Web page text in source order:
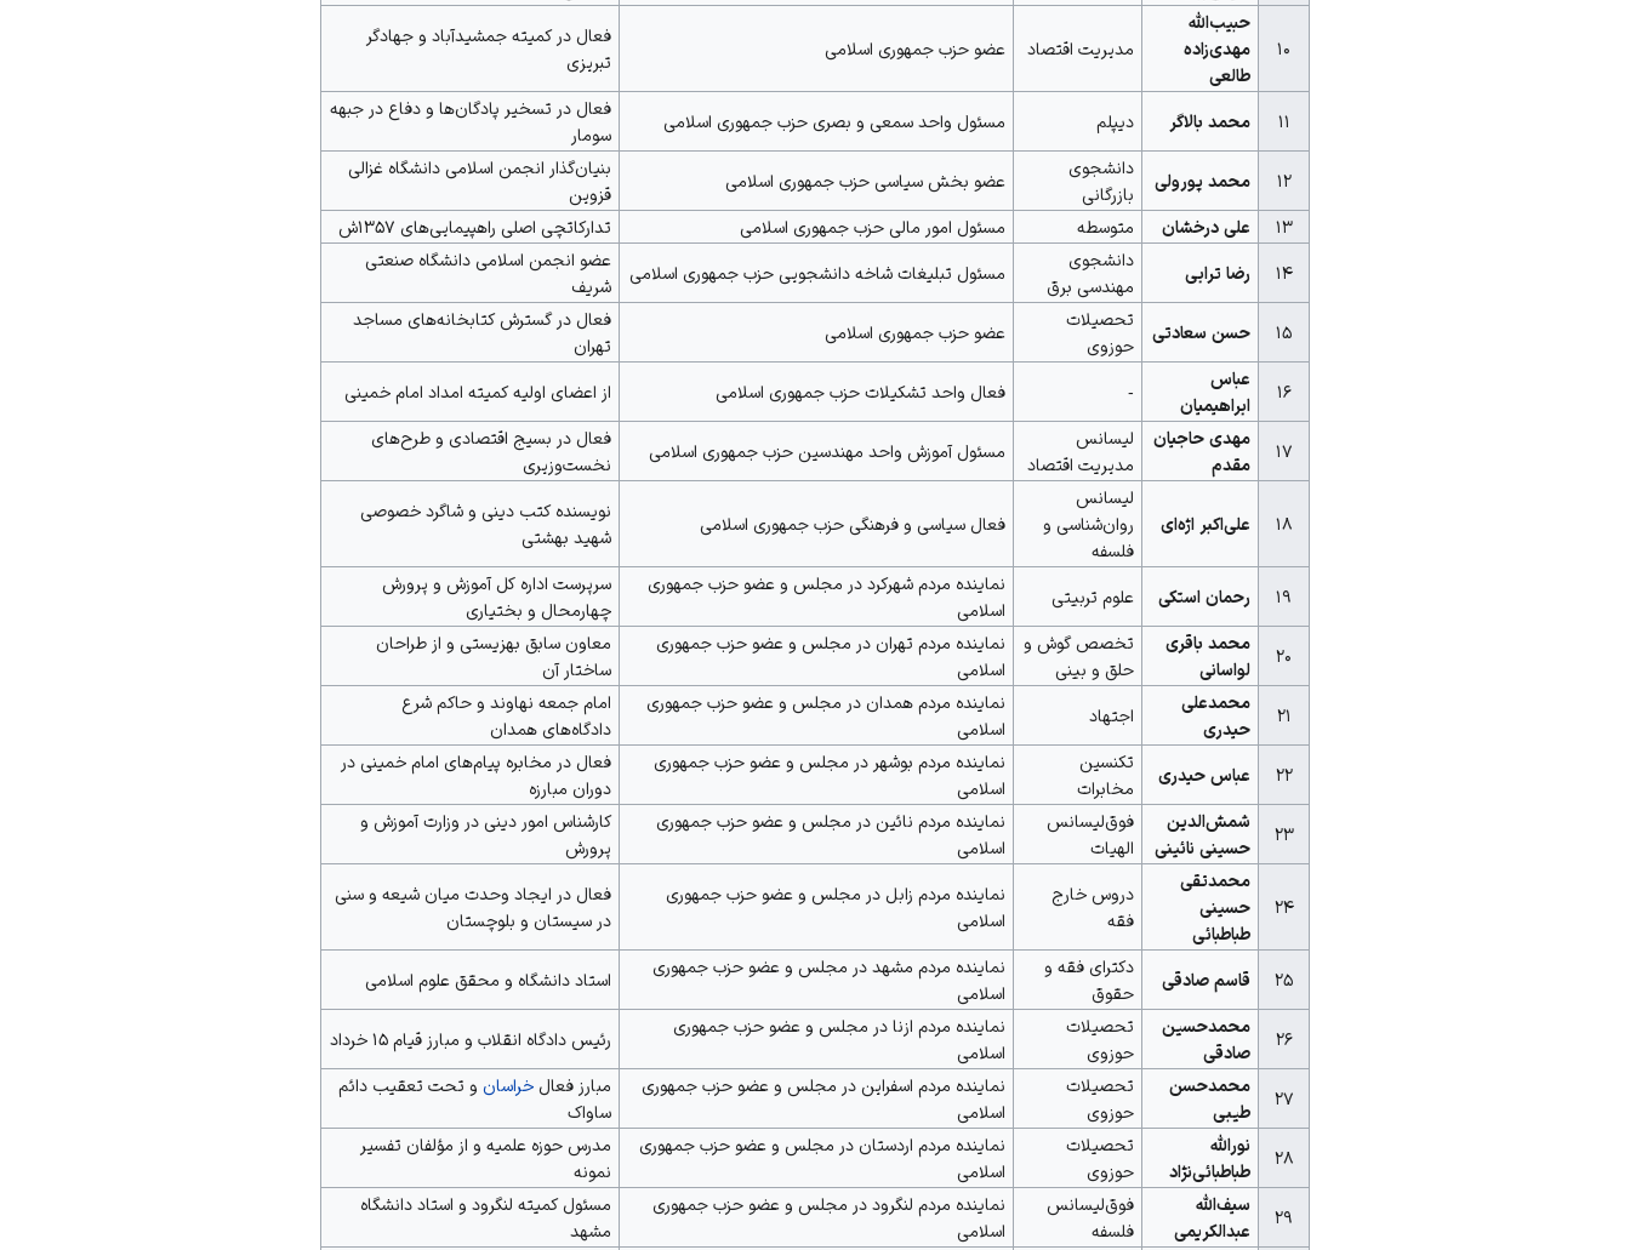
۱۰
حبیب‌الله
مهدی‌زاده
طالعی
مدیریت اقتصاد عضو حزب جمهوری اسلامی
فعال در کمیته جمشیدآباد و جهادگر
تبریزی
۱۱ محمد بالاگر دیپلم مسئول واحد سمعی و بصری حزب جمهوری اسلامی
فعال در تسخیر پادگان‌ها و دفاع در جبهه
سومار
۱۲ محمد پورولی
دانشجوی
بازرگانی
عضو بخش سیاسی حزب جمهوری اسلامی
بنیان‌گذار انجمن اسلامی دانشگاه غزالی
قزوین
۱۳
علی درخشان متوسطه مسئول امور مالی حزب جمهوری اسلامی تدارکاتچی اصلی راهپیمایی‌های ۱۳۵۷ش
۱۴ رضا ترابی
دانشجوی
مهندسی برق
مسئول تبلیغات شاخه دانشجویی حزب جمهوری اسلامی
عضو انجمن اسلامی دانشگاه صنعتی
شریف
۱۵ حسن سعادتی
تحصیلات
حوزوی
عضو حزب جمهوری اسلامی
فعال در گسترش کتابخانه‌های مساجد
تهران
۱۶
عباس
ابراهیمیان
- فعال واحد تشکیلات حزب جمهوری اسلامی از اعضای اولیهکمیته امداد امام خمینی
۱۷
مهدی حاجیان
مقدم
لیسانس
مدیریت اقتصاد
مسئول آموزش واحد مهندسین حزب جمهوری اسلامی
فعال در بسیج اقتصادی و طرح‌های
نخست‌وزیری
۱۸ علی‌اکبر اژه‌ای
لیسانس
روان‌شناسی و
فلسفه
فعال سیاسی و فرهنگی حزب جمهوری اسلامی
نویسنده کتب دینی و شاگرد خصوصی
شهید بهشتی
۱۹ رحمان استکی علوم تربیتی
نماینده مردم شهرکرد در مجلس و عضو حزب جمهوری
اسلامی
سرپرست اداره کل آموزش و پرورش
چهارمحال و بختیاری
۲۰
محمد باقری
لواسانی
تخصص گوش و
حلق و بینی
نماینده مردم تهران در مجلس و عضو حزب جمهوری
اسلامی
معاون سابق بهزیستی و از طراحان
ساختار آن
۲۱
محمدعلی
حیدری
اجتهاد
نماینده مردم همدان در مجلس و عضو حزب جمهوری
اسلامی
امام جمعه نهاوندو حاکم شرع
دادگاه‌های همدان
۲۲ عباس حیدری
تکنسین
مخابرات
نماینده مردم بوشهر در مجلس و عضو حزب جمهوری
اسلامی
فعال در مخابره پیام‌های امام خمینی در
دوران مبارزه
۲۳
شمش‌الدین
حسینی نائینی
فوق‌لیسانس
الهیات
نماینده مردم نائین در مجلس و عضو حزب جمهوری
اسلامی
کارشناس امور دینی در وزارت آموزش و
پرورش
۲۴
محمدتقی
حسینی
طباطبائی
دروس خارج
فقه
نماینده مردم زابل در مجلس و عضو حزب جمهوری
اسلامی
فعال در ایجاد وحدت میان شیعه و سنی
در سیستان و بلوچستان
۲۵ قاسم صادقی
دکترای فقه و
حقوق
نماینده مردم مشهد در مجلس و عضو حزب جمهوری
اسلامی
استاد دانشگاه و محقق علوم اسلامی
۲۶
محمدحسین
صادقی
تحصیلات
حوزوی
نماینده مردم ازنا در مجلس و عضو حزب جمهوری
اسلامی
رئیس دادگاه انقلاب و مبارز قیام ۱۵ خرداد
۲۷
محمدحسن
طیبی
تحصیلات
حوزوی
نماینده مردم اسفراین در مجلس و عضو حزب جمهوری
اسلامی
مبارز فعال خراسان و تحت تعقیب دائم
ساواک
۲۸
نورالله
طباطبائی‌نژاد
تحصیلات
حوزوی
نماینده مردم اردستان در مجلس و عضو حزب جمهوری
اسلامی
مدرس حوزه علمیه و از مؤلفان تفسیر
نمونه
۲۹
سیف‌الله
عبدالکریمی
فوق‌لیسانس
فلسفه
نماینده مردم لنگرود در مجلس و عضو حزب جمهوری
اسلامی
مسئول کمیته لنگرود و استاد دانشگاه
مشهد